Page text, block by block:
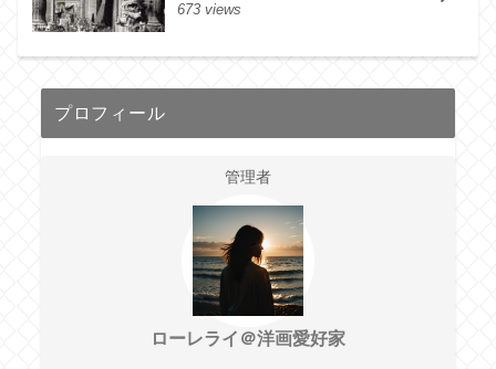
673 views
プロフィール
管理者
ローレライ＠洋画愛好家